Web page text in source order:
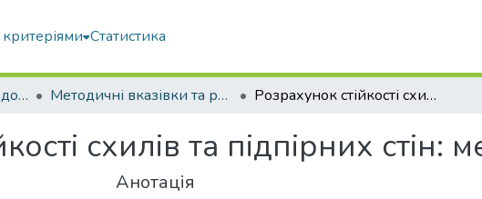
Статистика
Навчально-методичні документи Методичні вказівки та рекомендації Розрахунок стійкості схилів та підпірних стін: методичні вказівки
схилів та підпірних стін:
Анотація